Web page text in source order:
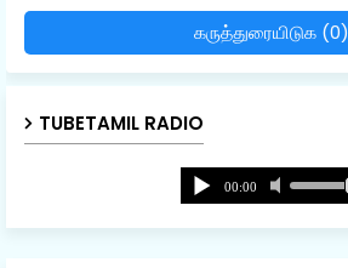
கருத்துரையிடுக (0)
TUBETAMIL RADIO